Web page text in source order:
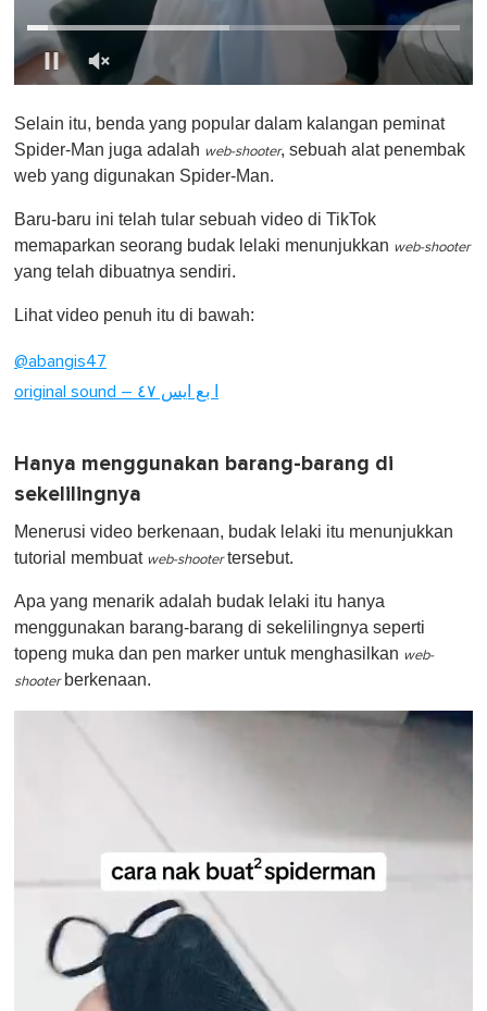
f
1
i
u
e
,
0
Selain itu, benda yang popular dalam kalangan peminat
Spider-Man juga adalah web-shooter, sebuah alat penembak
web yang digunakan Spider-Man.
Baru-baru ini telah tular sebuah video di TikTok
memaparkan seorang budak lelaki menunjukkan web-shooter
yang telah dibuatnya sendiri.
Lihat video penuh itu di bawah:
@abangis47
original sound – ا بع ايس ٤٧
Hanya menggunakan barang-barang di
sekelilingnya
Menerusi video berkenaan, budak lelaki itu menunjukkan
tutorial membuat web-shootertersebut.
Apa yang menarik adalah budak lelaki itu hanya
menggunakan barang-barang di sekelilingnya seperti
topeng muka dan pen marker untuk menghasilkan web-
shooterberkenaan.